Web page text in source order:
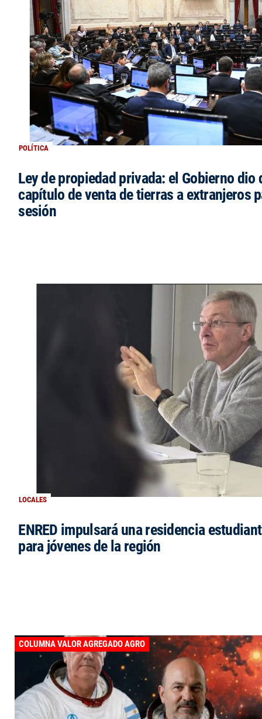
POLÍTICA
Ley de propiedad privada: el Gobierno dio
capítulo de venta de tierras a extranjeros
sesión
LOCALES
ENRED impulsará una residencia
para jóvenes de la región
COLUMNA VALOR AGREGADO AGRO